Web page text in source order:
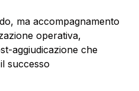
ma accompagnamento
operativa,
aggiudicazione che
successo